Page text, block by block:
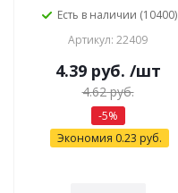
Есть в наличии (10400)
Артикул: 22409
4.39руб. /шт
4.62руб.
-5%
Экономия 0.23 руб.